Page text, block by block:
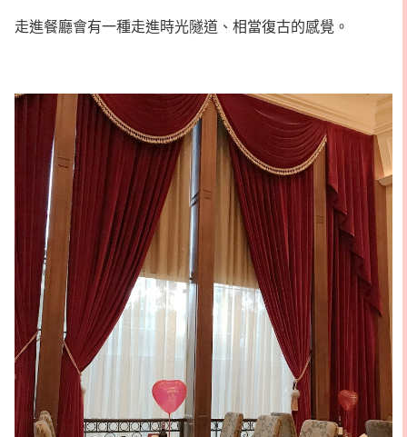
走進餐廳會有一種走進時光隧道、相當復古的感覺。